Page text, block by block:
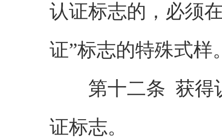
认证标志的，必须
证”标志的特殊式样
第十二条 获得认
证标志。